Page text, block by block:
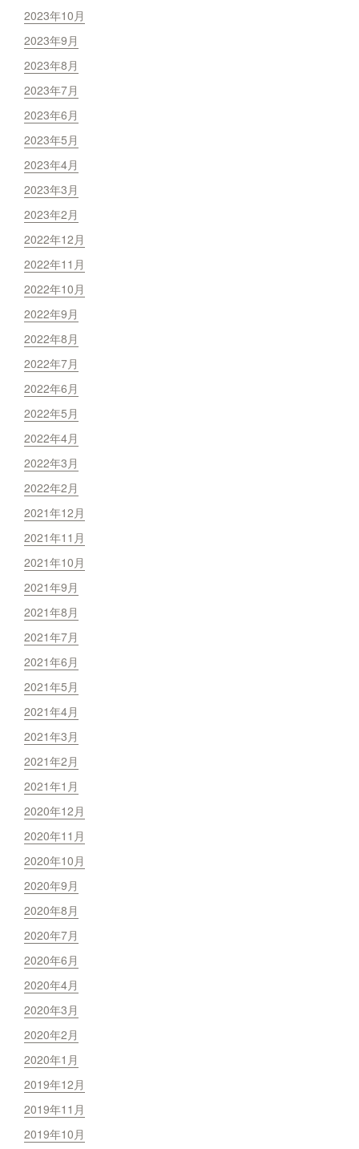
2023年10月
2023年9月
2023年8月
2023年7月
2023年6月
2023年5月
2023年4月
2023年3月
2023年2月
2022年12月
2022年11月
2022年10月
2022年9月
2022年8月
2022年7月
2022年6月
2022年5月
2022年4月
2022年3月
2022年2月
2021年12月
2021年11月
2021年10月
2021年9月
2021年8月
2021年7月
2021年6月
2021年5月
2021年4月
2021年3月
2021年2月
2021年1月
2020年12月
2020年11月
2020年10月
2020年9月
2020年8月
2020年7月
2020年6月
2020年4月
2020年3月
2020年2月
2020年1月
2019年12月
2019年11月
2019年10月